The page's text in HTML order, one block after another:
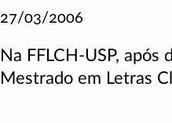
27/03/2006
Na FFLCH-USP, após
Mestrado em Letras